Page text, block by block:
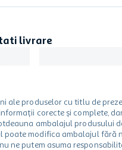
livrare
ale produselor cu titlu de
corecte și complete,
ambalajul produsului
poate modifica ambalajul fără
ne putem asuma